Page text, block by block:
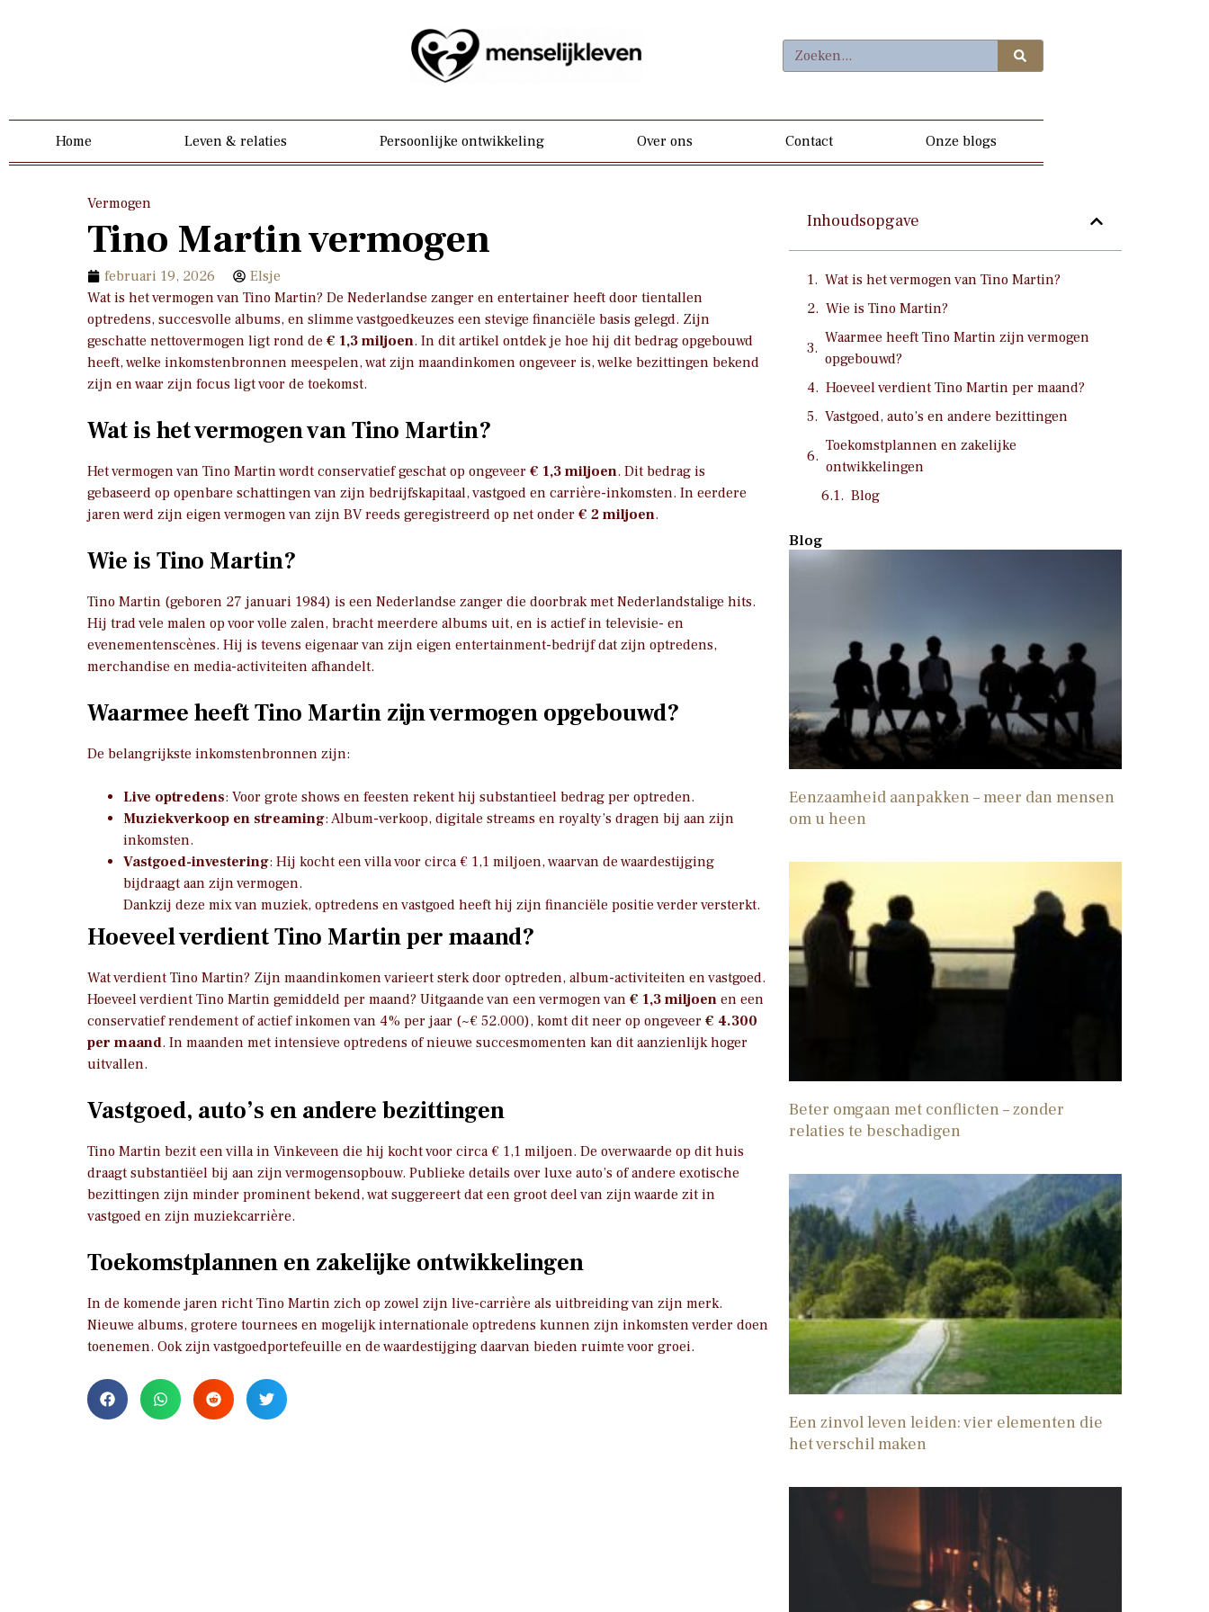
Home Leven & relaties Persoonlijke ontwikkeling Over ons Contact Onze blogs
Vermogen
Tino Martin vermogen
februari 19, 2026
Elsje
Wat is het vermogen van Tino Martin? De Nederlandse zanger en entertainer heeft door tientallen
optredens, succesvolle albums, en slimme vastgoedkeuzes een stevige financiële basis gelegd. Zijn
geschatte nettovermogen ligt rond de € 1,3 miljoen. In dit artikel ontdek je hoe hij dit bedrag opgebouwd
heeft, welke inkomstenbronnen meespelen, wat zijn maandinkomen ongeveer is, welke bezittingen bekend
zijn en waar zijn focus ligt voor de toekomst.
Wat is het vermogen van Tino Martin?
Het vermogen van Tino Martin wordt conservatief geschat op ongeveer € 1,3 miljoen. Dit bedrag is
gebaseerd op openbare schattingen van zijn bedrijfskapitaal, vastgoed en carrière-inkomsten. In eerdere
jaren werd zijn eigen vermogen van zijn BV reeds geregistreerd op net onder € 2 miljoen.
Wie is Tino Martin?
Tino Martin (geboren 27 januari 1984) is een Nederlandse zanger die doorbrak met Nederlandstalige hits.
Hij trad vele malen op voor volle zalen, bracht meerdere albums uit, en is actief in televisie- en
evenementenscènes. Hij is tevens eigenaar van zijn eigen entertainment-bedrijf dat zijn optredens,
merchandise en media-activiteiten afhandelt.
Waarmee heeft Tino Martin zijn vermogen opgebouwd?
De belangrijkste inkomstenbronnen zijn:
Live optredens: Voor grote shows en feesten rekent hij substantieel bedrag per optreden.
Muziekverkoop en streaming: Album-verkoop, digitale streams en royalty’s dragen bij aan zijn
inkomsten.
Vastgoed-investering: Hij kocht een villa voor circa € 1,1 miljoen, waarvan de waardestijging
bijdraagt aan zijn vermogen.
Dankzij deze mix van muziek, optredens en vastgoed heeft hij zijn financiële positie verder versterkt.
Hoeveel verdient Tino Martin per maand?
Wat verdient Tino Martin? Zijn maandinkomen varieert sterk door optreden, album-activiteiten en vastgoed.
Hoeveel verdient Tino Martin gemiddeld per maand? Uitgaande van een vermogen van € 1,3 miljoen en een
conservatief rendement of actief inkomen van 4% per jaar (~€ 52.000), komt dit neer op ongeveer € 4.300
per maand. In maanden met intensieve optredens of nieuwe succesmomenten kan dit aanzienlijk hoger
uitvallen.
Vastgoed, auto’s en andere bezittingen
Tino Martin bezit een villa in Vinkeveen die hij kocht voor circa € 1,1 miljoen. De overwaarde op dit huis
draagt substantiëel bij aan zijn vermogensopbouw. Publieke details over luxe auto’s of andere exotische
bezittingen zijn minder prominent bekend, wat suggereert dat een groot deel van zijn waarde zit in
vastgoed en zijn muziekcarrière.
Toekomstplannen en zakelijke ontwikkelingen
In de komende jaren richt Tino Martin zich op zowel zijn live-carrière als uitbreiding van zijn merk.
Nieuwe albums, grotere tournees en mogelijk internationale optredens kunnen zijn inkomsten verder doen
toenemen. Ook zijn vastgoedportefeuille en de waardestijging daarvan bieden ruimte voor groei.
Inhoudsopgave
Wat is het vermogen van Tino Martin?
Wie is Tino Martin?
Waarmee heeft Tino Martin zijn vermogen
opgebouwd?
Hoeveel verdient Tino Martin per maand?
Vastgoed, auto’s en andere bezittingen
Toekomstplannen en zakelijke
ontwikkelingen
Blog
Blog
Eenzaamheid aanpakken – meer dan mensen
om u heen
Beter omgaan met conflicten – zonder
relaties te beschadigen
Een zinvol leven leiden: vier elementen die
het verschil maken